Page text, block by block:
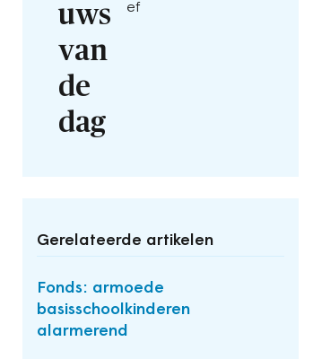
uws
van
de
dag
ef
Gerelateerde artikelen
Fonds: armoede
basisschoolkinderen
alarmerend